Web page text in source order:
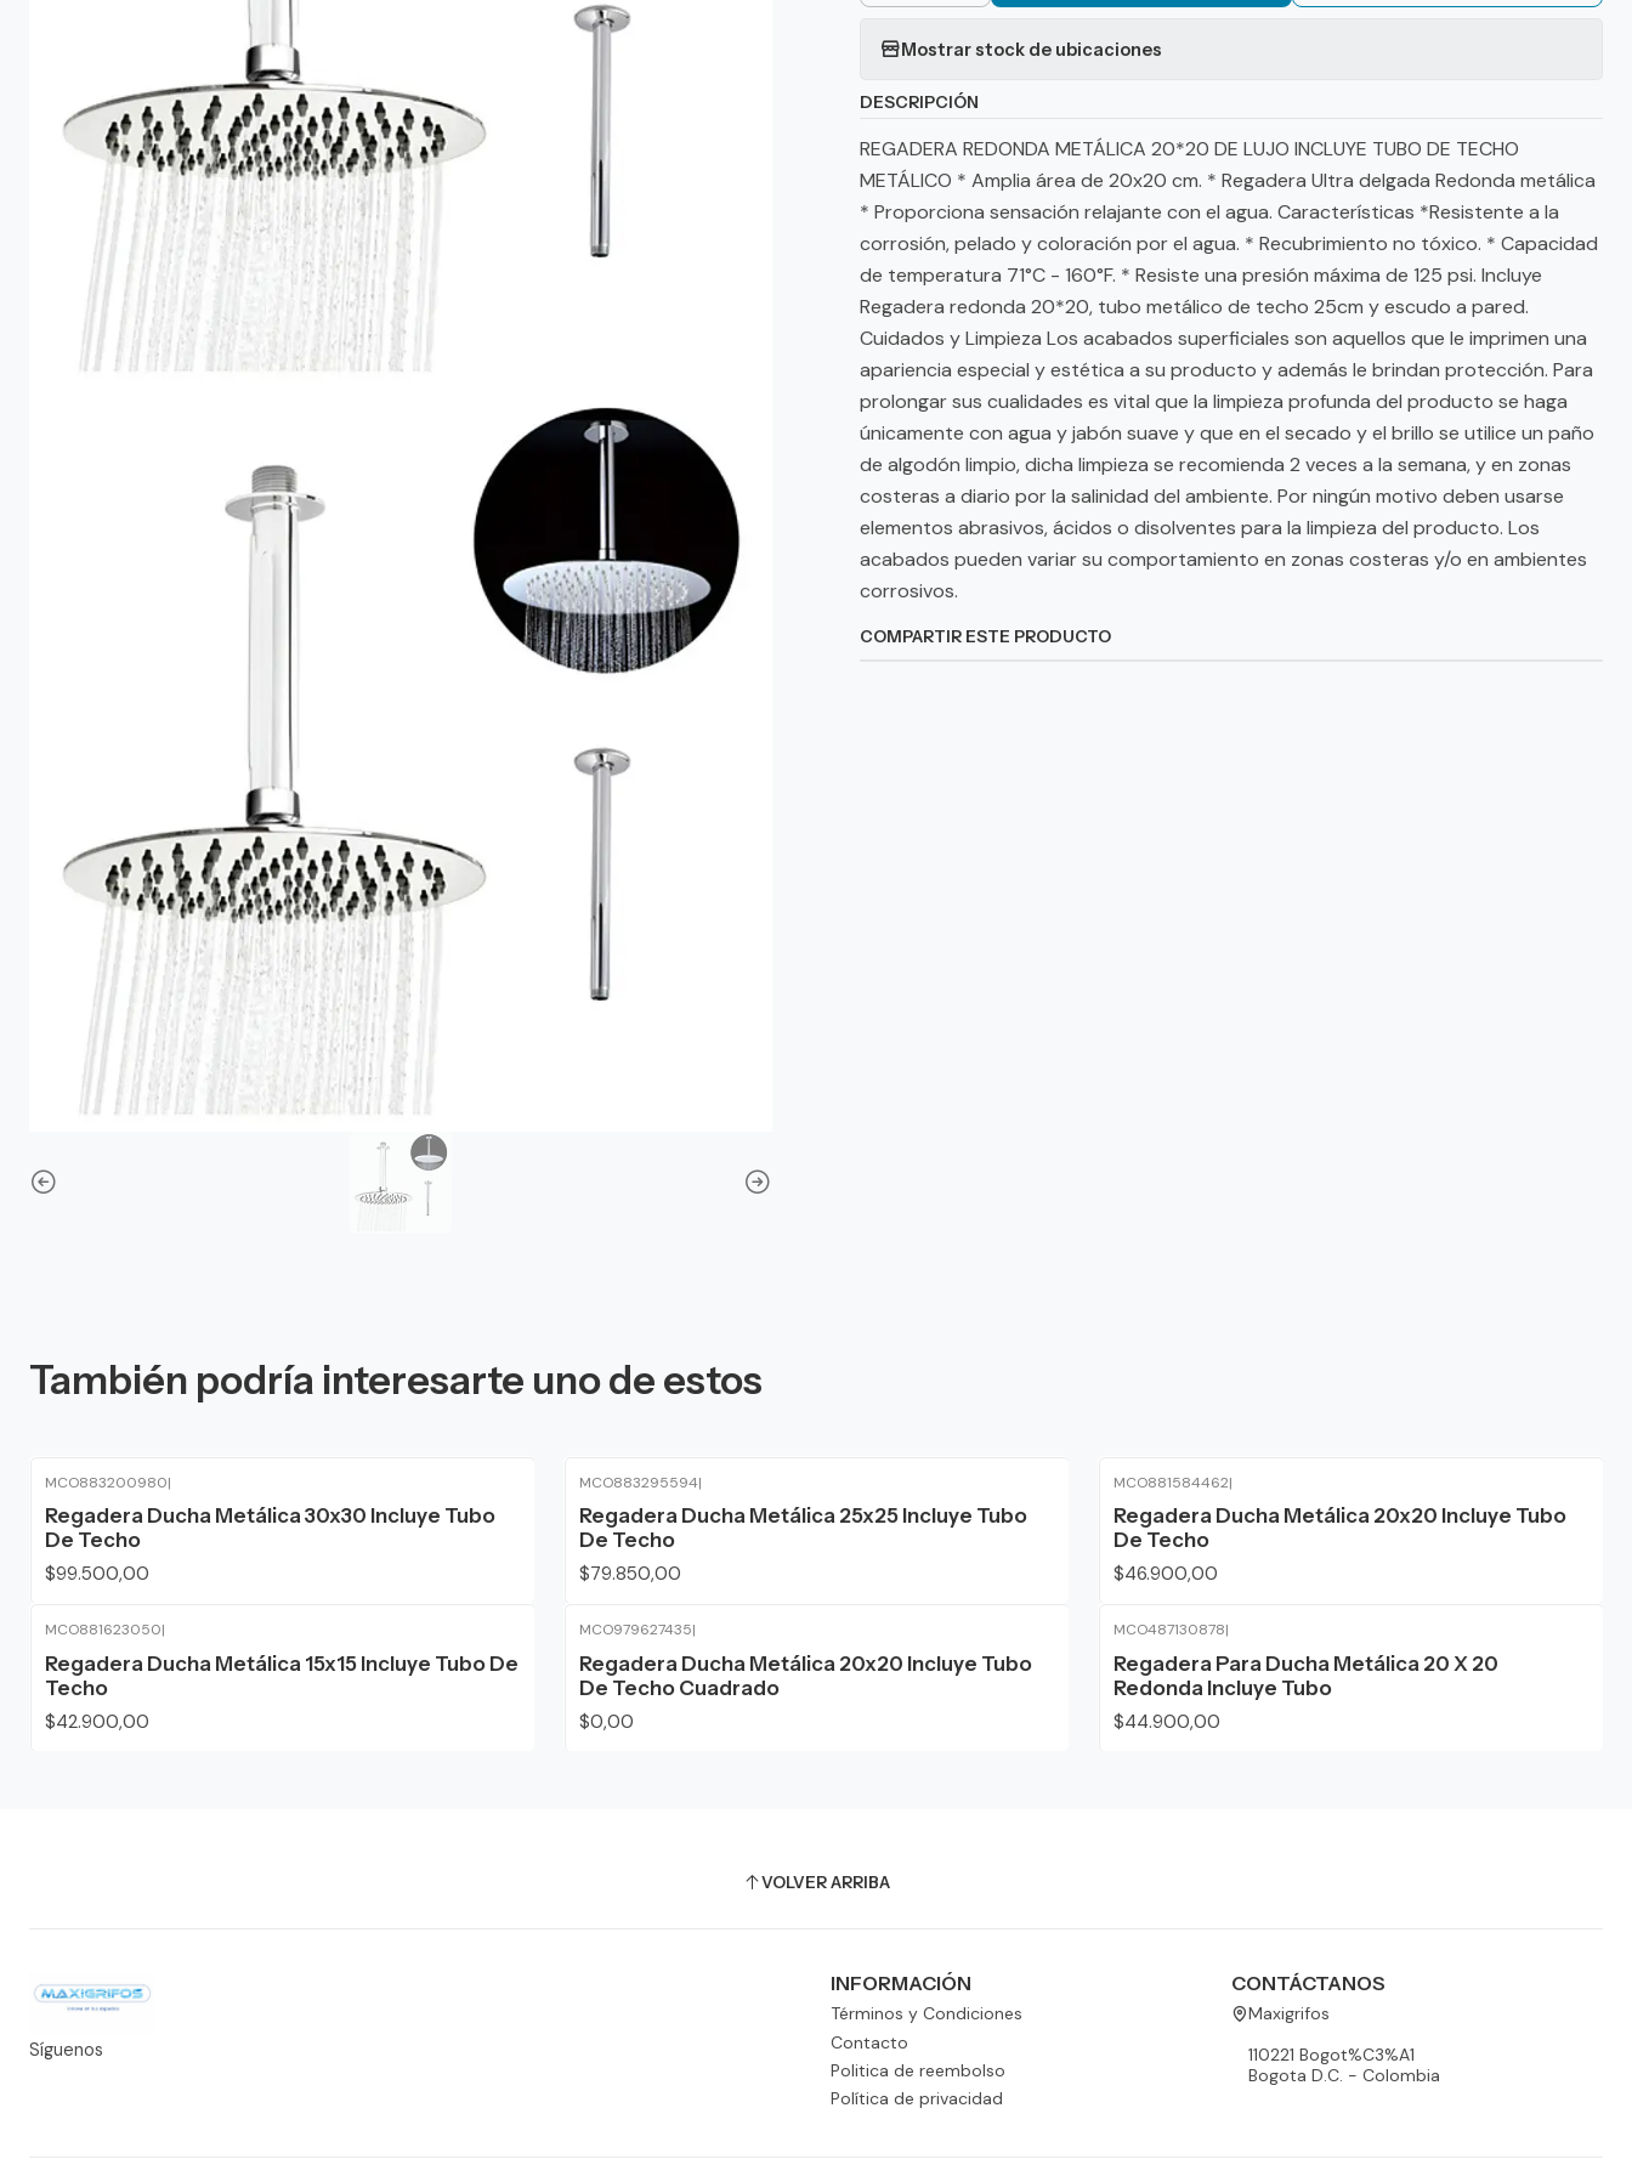
Mostrar stock de ubicaciones
DESCRIPCIÓN
REGADERA REDONDA METÁLICA 20*20 DE LUJO INCLUYE TUBO DE TECHO
METÁLICO * Amplia área de 20x20 cm. * Regadera Ultra delgada Redonda metálica
* Proporciona sensación relajante con el agua. Características *Resistente a la
corrosión, pelado y coloración por el agua. * Recubrimiento no tóxico. * Capacidad
de temperatura 71°C - 160°F. * Resiste una presión máxima de 125 psi. Incluye
Regadera redonda 20*20, tubo metálico de techo 25cm y escudo a pared.
Cuidados y Limpieza Los acabados superficiales son aquellos que le imprimen una
apariencia especial y estética a su producto y además le brindan protección. Para
prolongar sus cualidades es vital que la limpieza profunda del producto se haga
únicamente con agua y jabón suave y que en el secado y el brillo se utilice un paño
de algodón limpio, dicha limpieza se recomienda 2 veces a la semana, y en zonas
costeras a diario por la salinidad del ambiente. Por ningún motivo deben usarse
elementos abrasivos, ácidos o disolventes para la limpieza del producto. Los
acabados pueden variar su comportamiento en zonas costeras y/o en ambientes
corrosivos.
COMPARTIR ESTE PRODUCTO
También podría interesarte uno de estos
MCO883200980|
Regadera Ducha Metálica 30x30 Incluye Tubo
De Techo
$99.500,00
MCO883295594|
Regadera Ducha Metálica 25x25 Incluye Tubo
De Techo
$79.850,00
MCO881584462|
Regadera Ducha Metálica 20x20 Incluye Tubo
De Techo
$46.900,00
MCO881623050|
Regadera Ducha Metálica 15x15 Incluye Tubo De
Techo
$42.900,00
MCO979627435|
Regadera Ducha Metálica 20x20 Incluye Tubo
De Techo Cuadrado
$0,00
MCO487130878|
Regadera Para Ducha Metálica 20 X 20
Redonda Incluye Tubo
$44.900,00
VOLVER ARRIBA
Síguenos
INFORMACIÓN
Términos y Condiciones
Contacto
Politica de reembolso
Política de privacidad
CONTÁCTANOS
Maxigrifos
110221 Bogot%C3%A1
Bogota D.C. - Colombia